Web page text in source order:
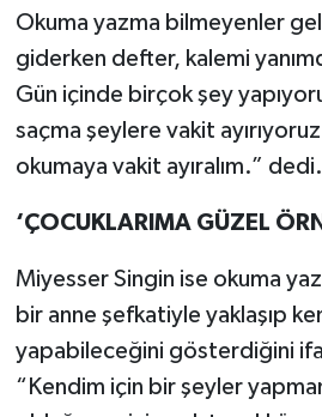
Okuma yazma bilmeyenler
giderken defter, kalemi
Gün içinde birçok şey
saçma şeylere vakit
okumaya vakit ayıralım.” dedi.
‘ÇOCUKLARIMA GÜZEL
Miyesser Singin ise okuma
bir anne şefkatiyle yaklaşıp
yapabileceğini gösterdiğini
“Kendim için bir şeyler